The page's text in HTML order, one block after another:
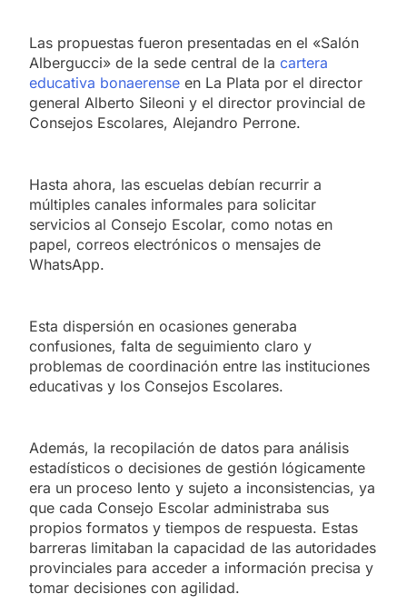
Las propuestas fueron presentadas en el «Salón
Albergucci» de la sede central de la cartera
educativa bonaerense en La Plata por el director
general Alberto Sileoni y el director provincial de
Consejos Escolares, Alejandro Perrone.
Hasta ahora, las escuelas debían recurrir a
múltiples canales informales para solicitar
servicios al Consejo Escolar, como notas en
papel, correos electrónicos o mensajes de
WhatsApp.
Esta dispersión en ocasiones generaba
confusiones, falta de seguimiento claro y
problemas de coordinación entre las instituciones
educativas y los Consejos Escolares.
Además, la recopilación de datos para análisis
estadísticos o decisiones de gestión lógicamente
era un proceso lento y sujeto a inconsistencias, ya
que cada Consejo Escolar administraba sus
propios formatos y tiempos de respuesta. Estas
barreras limitaban la capacidad de las autoridades
provinciales para acceder a información precisa y
tomar decisiones con agilidad.